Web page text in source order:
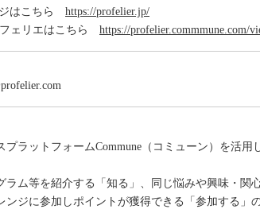
ジはこちら https://profelier.jp/
フェリエはこちら https://profelier.commmune.com/
ラットフォームCommune（コミューン）を活
ラム等を紹介する「知る」、同じ悩みや興味・
ジに参加しポイントが獲得できる「参加する」